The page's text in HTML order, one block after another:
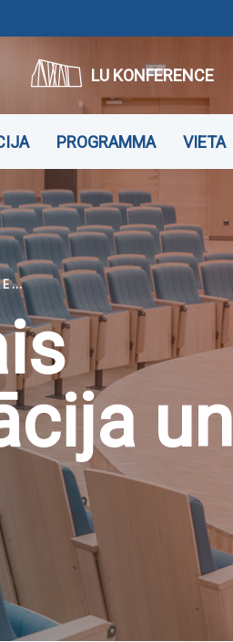
LU KONFERENCE
PROGRAMMA VIETA
SAREŽĢĪTAIS VĒSTURISKAIS MANTOJUMS: KOMUNIKĀCIJA UN INTERPRETĀCIJA
un